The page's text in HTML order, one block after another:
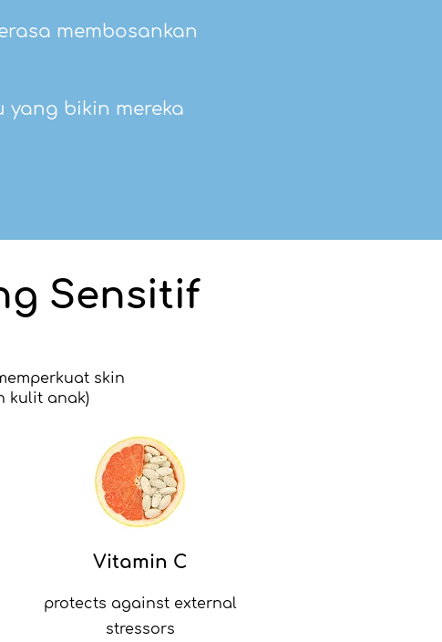
membosankan
yang bikin mereka
Sensitif
skin
kulit anak)
Vitamin C
protects against external
stressors